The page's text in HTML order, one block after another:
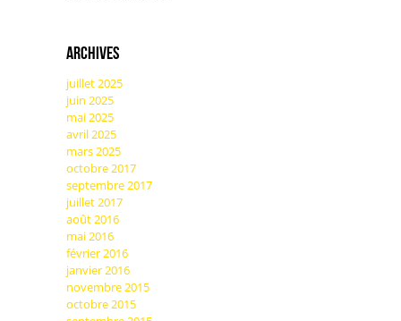
Archives
juillet 2025
juin 2025
mai 2025
avril 2025
mars 2025
octobre 2017
septembre 2017
juillet 2017
août 2016
mai 2016
février 2016
janvier 2016
novembre 2015
octobre 2015